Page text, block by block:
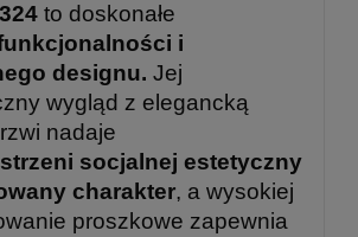
to doskonałe
i
designu. Jej
wygląd z elegancką
nadaje
socjalnej estetyczny
charakter, a wysokiej
proszkowe zapewnia